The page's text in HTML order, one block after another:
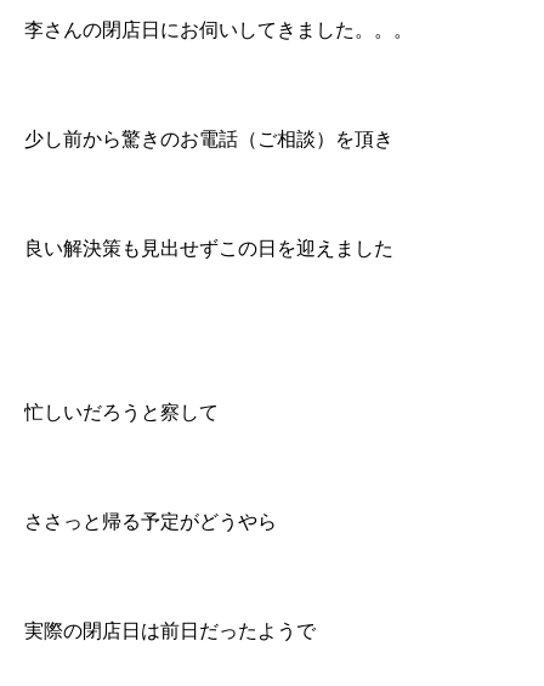
李さんの閉店日にお伺いしてきました。。。
少し前から驚きのお電話（ご相談）を頂き
良い解決策も見出せずこの日を迎えました
忙しいだろうと察して
ささっと帰る予定がどうやら
実際の閉店日は前日だったようで